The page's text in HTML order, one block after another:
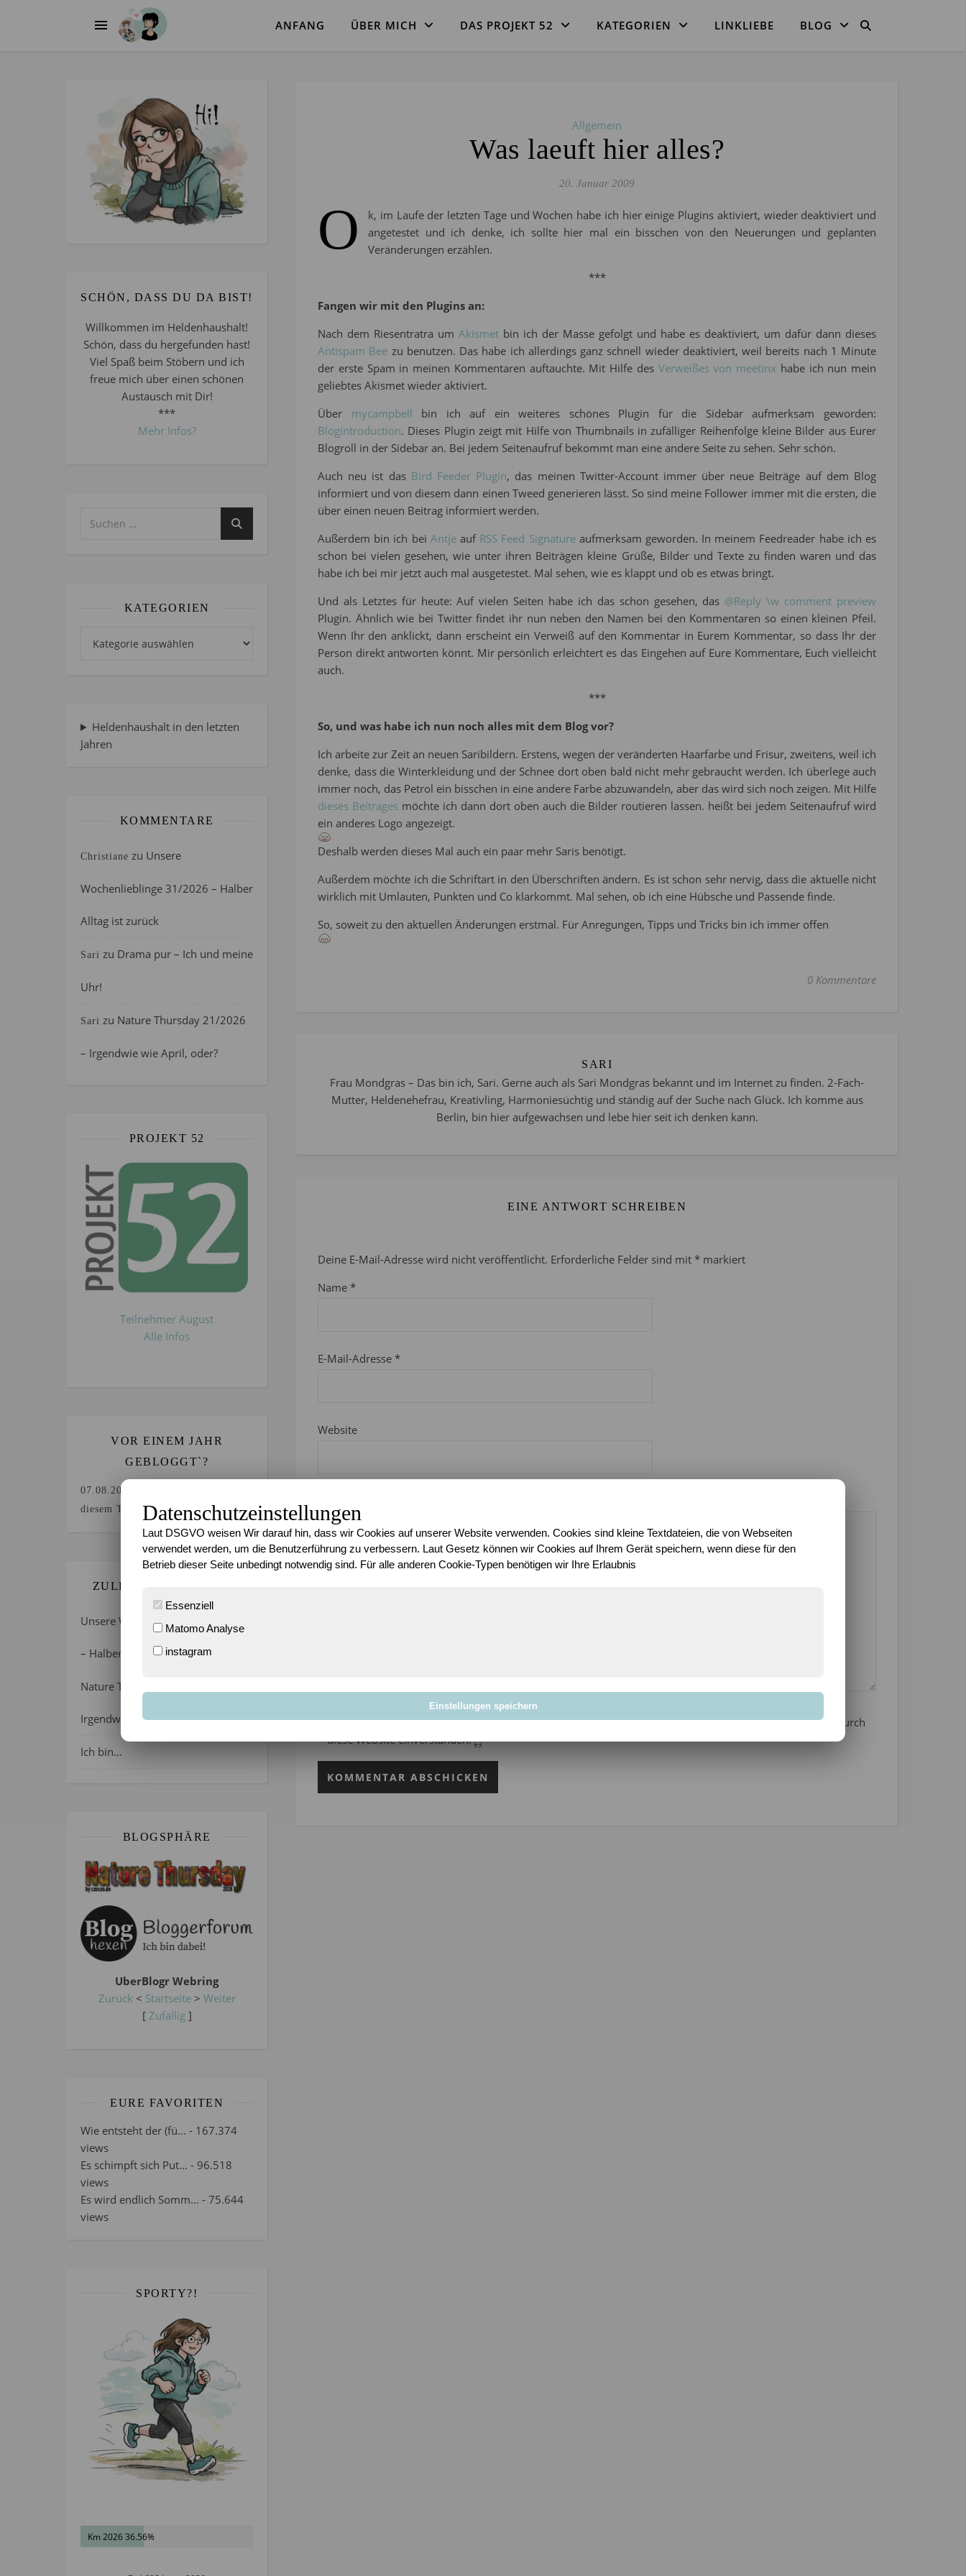
ANFANG ÜBER MICH DAS PROJEKT 52 KATEGORIEN LINKLIEBE BLOG
SCHÖN, DASS DU DA BIST!
Willkommen im Heldenhaushalt!
Schön, dass du hergefunden hast!
Viel Spaß beim Stöbern und ich
freue mich über einen schönen
Austausch mit Dir!
***
Mehr Infos?
KATEGORIEN
Heldenhaushalt in den letzten
Jahren
KOMMENTARE
Christiane zu Unsere
Wochenlieblinge 31/2026 – Halber
Alltag ist zurück
Sari zu Drama pur – Ich und meine
Uhr!
Sari zu Nature Thursday 21/2026
– Irgendwie wie April, oder?
PROJEKT 52
Teilnehmer August
Alle Infos
VOR EINEM JAHR
GEBLOGGT`?
07.08.2025
diesem Tag.
ZULETZT GEBLOGGT…
Unsere Wochenlieblinge 31/2026
– Halber Alltag ist zurück
Nature Thursday 21/2026 –
Irgendwie wie April, oder?
Ich bin…
BLOGSPHÄRE
UberBlogr Webring
Zurück < Startseite> Weiter
[ Zufällig]
EURE FAVORITEN
Wie entsteht der (fü... - 167.374
views
Es schimpft sich Put... - 96.518
views
Es wird endlich Somm... - 75.644
views
SPORTY?!
Km 2026 36.56%
Allgemein
Was laeuft hier alles?
20. Januar 2009
O
k, im Laufe der letzten Tage und Wochen habe ich hier einige Plugins aktiviert, wieder deaktiviert und
angetestet und ich denke, ich sollte hier mal ein bisschen von den Neuerungen und geplanten
Veränderungen erzählen.
***
Fangen wir mit den Plugins an:
Nach dem Riesentratra um Akismet bin ich der Masse gefolgt und habe es deaktiviert, um dafür dann dieses
Antispam Bee zu benutzen. Das habe ich allerdings ganz schnell wieder deaktiviert, weil bereits nach 1 Minute
der erste Spam in meinen Kommentaren auftauchte. Mit Hilfe des Verweißes von meetinx habe ich nun mein
geliebtes Akismet wieder aktiviert.
Über mycampbell bin ich auf ein weiteres schönes Plugin für die Sidebar aufmerksam geworden:
Blogintroduction. Dieses Plugin zeigt mit Hilfe von Thumbnails in zufälliger Reihenfolge kleine Bilder aus Eurer
Blogroll in der Sidebar an. Bei jedem Seitenaufruf bekommt man eine andere Seite zu sehen. Sehr schön.
Auch neu ist das Bird Feeder Plugin, das meinen Twitter-Account immer über neue Beiträge auf dem Blog
informiert und von diesem dann einen Tweed generieren lässt. So sind meine Follower immer mit die ersten, die
über einen neuen Beitrag informiert werden.
Außerdem bin ich bei Antjeauf RSS Feed Signatureaufmerksam geworden. In meinem Feedreader habe ich es
schon bei vielen gesehen, wie unter ihren Beiträgen kleine Grüße, Bilder und Texte zu finden waren und das
habe ich bei mir jetzt auch mal ausgetestet. Mal sehen, wie es klappt und ob es etwas bringt.
Und als Letztes für heute: Auf vielen Seiten habe ich das schon gesehen, das @Reply \w comment preview
Plugin. Ähnlich wie bei Twitter findet ihr nun neben den Namen bei den Kommentaren so einen kleinen Pfeil.
Wenn Ihr den anklickt, dann erscheint ein Verweiß auf den Kommentar in Eurem Kommentar, so dass Ihr der
Person direkt antworten könnt. Mir persönlich erleichtert es das Eingehen auf Eure Kommentare, Euch vielleicht
auch.
***
So, und was habe ich nun noch alles mit dem Blog vor?
Ich arbeite zur Zeit an neuen Saribildern. Erstens, wegen der veränderten Haarfarbe und Frisur, zweitens, weil ich
denke, dass die Winterkleidung und der Schnee dort oben bald nicht mehr gebraucht werden. Ich überlege auch
immer noch, das Petrol ein bisschen in eine andere Farbe abzuwandeln, aber das wird sich noch zeigen. Mit Hilfe
dieses Beitragesmöchte ich dann dort oben auch die Bilder routieren lassen. heißt bei jedem Seitenaufruf wird
ein anderes Logo angezeigt.
Deshalb werden dieses Mal auch ein paar mehr Saris benötigt.
Außerdem möchte ich die Schriftart in den Überschriften ändern. Es ist schon sehr nervig, dass die aktuelle nicht
wirklich mit Umlauten, Punkten und Co klarkommt. Mal sehen, ob ich eine Hübsche und Passende finde.
So, soweit zu den aktuellen Änderungen erstmal. Für Anregungen, Tipps und Tricks bin ich immer offen
0 Kommentare
SARI
Frau Mondgras – Das bin ich, Sari. Gerne auch als Sari Mondgras bekannt und im Internet zu finden. 2-Fach-
Mutter, Heldenehefrau, Kreativling, Harmoniesüchtig und ständig auf der Suche nach Glück. Ich komme aus
Berlin, bin hier aufgewachsen und lebe hier seit ich denken kann.
EINE ANTWORT SCHREIBEN
Deine E-Mail-Adresse wird nicht veröffentlicht. Erforderliche Felder sind mit * markiert
Name *
E-Mail-Adresse *
Website
Mit der Nutzung dieses Formulars erklärst du dich mit der Speicherung und Verarbeitung deiner Daten durch
diese Website einverstanden.*
Datenschutzeinstellungen
Laut DSGVO weisen Wir darauf hin, dass wir Cookies auf unserer Website verwenden. Cookies sind kleine Textdateien, die von Webseiten
verwendet werden, um die Benutzerführung zu verbessern. Laut Gesetz können wir Cookies auf Ihrem Gerät speichern, wenn diese für den
Betrieb dieser Seite unbedingt notwendig sind. Für alle anderen Cookie-Typen benötigen wir Ihre Erlaubnis
Essenziell
Matomo Analyse
instagram
Einstellungen speichern